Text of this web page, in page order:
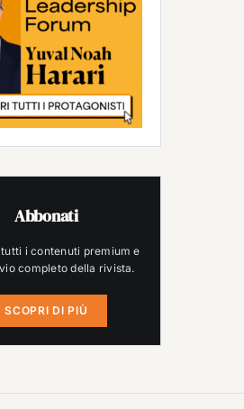
Abbonati
i contenuti premium e
completo della rivista.
SCOPRI DI PIÙ